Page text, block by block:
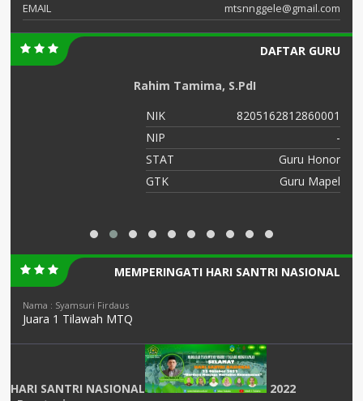
EMAIL
mtsnnggele@gmail.com
DAFTAR GURU
Rahim Tamima, S.PdI
NIK
8205162812860001
NIP
-
STAT
Guru Honor
GTK
Guru Mapel
MEMPERINGATI HARI SANTRI NASIONAL
Nama : Syamsuri Firdaus
Juara 1 Tilawah MTQ
HARI SANTRI NASIONAL
2022